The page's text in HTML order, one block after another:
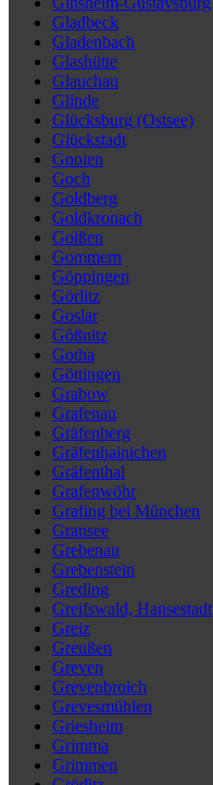
Gladbeck
Gladenbach
Glashütte
Glauchau
Glinde
Glücksburg (Ostsee)
Glückstadt
Gnoien
Goch
Goldberg
Goldkronach
Golßen
Gommern
Göppingen
Görlitz
Goslar
Gößnitz
Gotha
Göttingen
Grabow
Grafenau
Gräfenberg
Gräfenhainichen
Gräfenthal
Grafenwöhr
Grafing bei München
Gransee
Grebenau
Grebenstein
Greding
Greifswald, Hansestadt
Greiz
Greußen
Greven
Grevenbroich
Grevesmühlen
Griesheim
Grimma
Grimmen